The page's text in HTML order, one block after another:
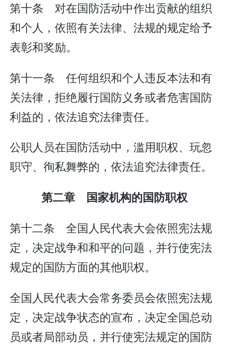
第十条 对在国防活动中作出贡献的组织
和个人，依照有关法律、法规的规定给予
表彰和奖励。
第十一条 任何组织和个人违反本法和有
关法律，拒绝履行国防义务或者危害国防
利益的，依法追究法律责任。
公职人员在国防活动中，滥用职权、玩忽
职守、徇私舞弊的，依法追究法律责任。
第二章 国家机构的国防职权
第十二条 全国人民代表大会依照宪法规
定，决定战争和和平的问题，并行使宪法
规定的国防方面的其他职权。
全国人民代表大会常务委员会依照宪法规
定，决定战争状态的宣布，决定全国总动
员或者局部动员，并行使宪法规定的国防